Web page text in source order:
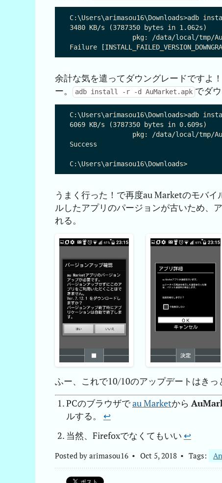
C:\Users\arimasou16\Downloads>adb
3480 KB/s (3787350 bytes in 1.062s)
余計な気を遣ってダウングレードですよ
ー。
adb install -r -d AuMarket.apk でダ
C:\Users\arimasou16\Downloads>adb
6069 KB/s (3787350 bytes in 0.609s)
Success
うまく行った！で再度au Marketのモバ
ルしたアプリのパージョンが古いため、
れる。
ふー、これで10/10のアップデートはきっ
PCのブラウザでau Marketから
ルする。 ↩︎
当然、Firefoxでなくてもいい ↩︎
Posted by arimasou16 Oct 5, 2018 Tags: